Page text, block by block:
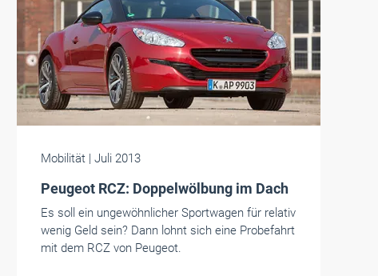
Mobilität | Juli 2013
Peugeot RCZ: Doppelwölbung im Dach
Es soll ein ungewöhnlicher Sportwagen für relativ
wenig Geld sein? Dann lohnt sich eine Probefahrt
mit dem RCZ von Peugeot.